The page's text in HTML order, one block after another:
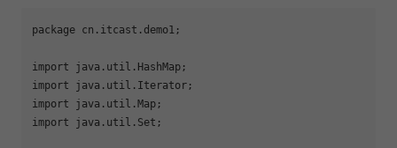
package cn.itcast.demo1;
import java.util.HashMap;
import java.util.Iterator;
import java.util.Map;
import java.util.Set;